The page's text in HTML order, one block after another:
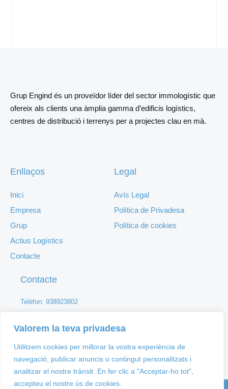
Valorem la teva privadesa
Utilitzem cookies per millorar la vostra experiència de
navegació, publicar anuncis o contingut personalitzats i
analitzar el nostre trànsit. En fer clic a "Acceptar-ho tot",
accepteu el nostre ús de cookies.
Grup Engind és un proveïdor líder del sector immologístic que
ofereix als clients una àmplia gamma d’edificis logístics,
centres de distribució i terrenys per a projectes clau en mà.
Enllaços
Inici
Empresa
Grup
Actius Logístics
Contacte
Legal
Avís Legal
Política de Privadesa
Política de cookies
Contacte
Telèfon: 938923802
Av. Vilafranca del Penedès 11 a Pol. Ind. Sant Pere Molanta
d'Olèrdola